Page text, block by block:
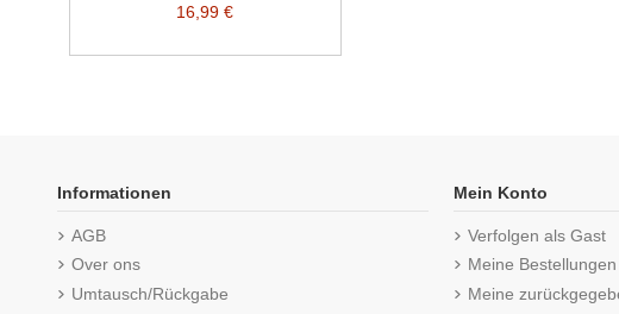
16,99 €
Informationen
AGB
Over ons
Umtausch/Rückgabe
Mein Konto
Verfolgen als Gast
Meine Bestellungen
Meine